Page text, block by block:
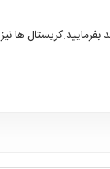
ها نیز